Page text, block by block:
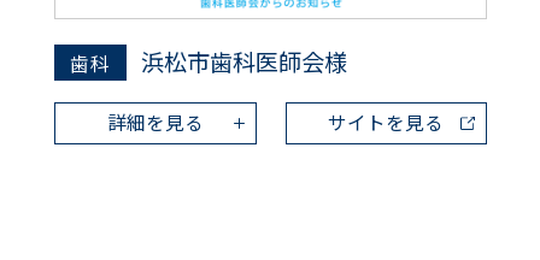
歯科 浜松市歯科医師会様
詳細を見る サイトを見る